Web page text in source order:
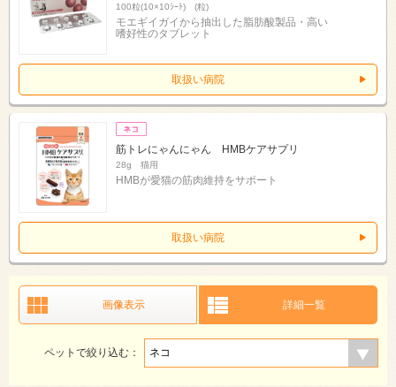
100粒(10×10ｼｰﾄ) (粒)
モエギイガイから抽出した脂肪酸製品・高い
嗜好性のタブレット
取扱い病院
筋トレにゃんにゃん HMBケアサプリ
28g 猫用
HMBが愛猫の筋肉維持をサポート
取扱い病院
画像表示 詳細一覧
ペットで絞り込む：